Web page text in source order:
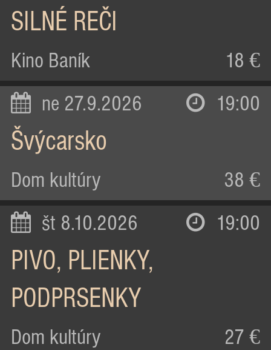
SILNÉ REČI
Kino Baník 18 €
ne 27.9.2026 19:00
Švýcarsko
Dom kultúry 38 €
št 8.10.2026 19:00
PIVO, PLIENKY,
PODPRSENKY
Dom kultúry 27 €